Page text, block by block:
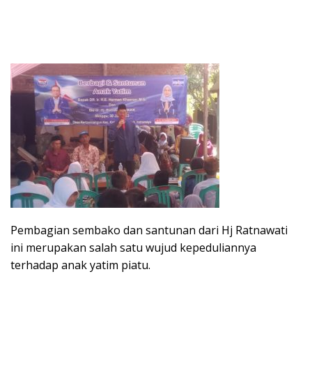
Pembagian sembako dan santunan dari Hj Ratnawati
ini merupakan salah satu wujud kepeduliannya
terhadap anak yatim piatu.